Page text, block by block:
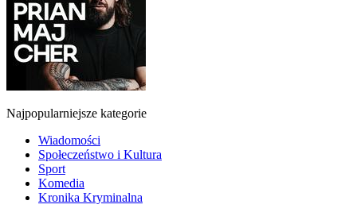
Najpopularniejsze kategorie
Wiadomości
Społeczeństwo i Kultura
Sport
Komedia
Kronika Kryminalna